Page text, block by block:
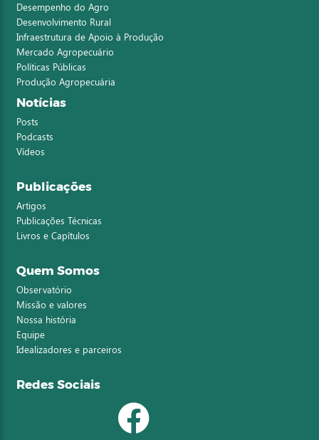
Desempenho do Agro
Desenvolvimento Rural
Infraestrutura de Apoio à Produção
Mercado Agropecuário
Políticas Públicas
Produção Agropecuária
Notícias
Posts
Podcasts
Vídeos
Publicações
Artigos
Publicações Técnicas
Livros e Capítulos
Quem Somos
Observatório
Missão e valores
Nossa história
Equipe
Idealizadores e parceiros
Redes Sociais